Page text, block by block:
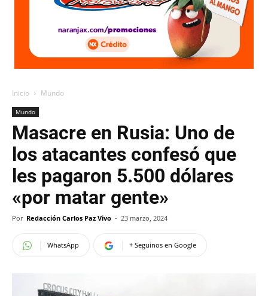
Inicio Mundo
Mundo
Masacre en Rusia: Uno de
los atacantes confesó que
les pagaron 5.500 dólares
«por matar gente»
Por Redacción Carlos Paz Vivo - 23 marzo, 2024
WhatsApp + Seguinos en Google